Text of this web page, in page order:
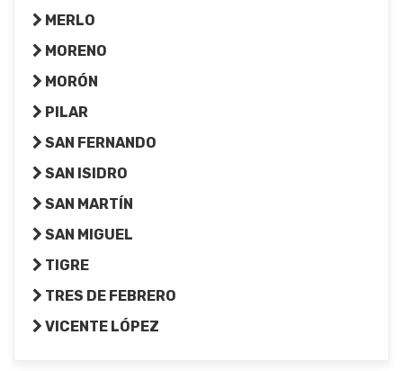
MERLO
MORENO
MORÓN
PILAR
SAN FERNANDO
SAN ISIDRO
SAN MARTÍN
SAN MIGUEL
TIGRE
TRES DE FEBRERO
VICENTE LÓPEZ